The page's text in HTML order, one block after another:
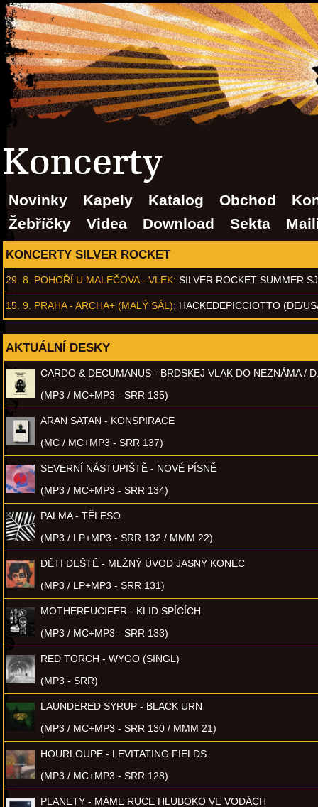
Koncerty
Novinky Kapely Katalog Obchod
Žebříčky
Videa Download Sekta
KONCERTY SILVER ROCKET
29. 8. POHOŘÍ U MALEČOVA - VLEK: SILVER ROCKET SUMMER
15. 9. PRAHA - ARCHA+ (MALÝ SÁL): HACKEDEPICCIOTTO (DE/
AKTUÁLNÍ DESKY
CARDO & DECUMANUS - BRDSKEJ VLAK DO NEZNÁMA /
(MP3 / MC+MP3 - SRR 135)
ARAN SATAN - KONSPIRACE
(MC / MC+MP3 - SRR 137)
SEVERNÍ NÁSTUPIŠTĚ - NOVÉ PÍSNĚ
(MP3 / MC+MP3 - SRR 134)
PALMA - TĚLESO
(MP3 / LP+MP3 - SRR 132 / MMM 22)
DĚTI DEŠTĚ - MLŽNÝ ÚVOD JASNÝ KONEC
(MP3 / LP+MP3 - SRR 131)
MOTHERFUCIFER - KLID SPÍCÍCH
(MP3 / MC+MP3 - SRR 133)
RED TORCH - WYGO (SINGL)
(MP3 - SRR)
LAUNDERED SYRUP - BLACK URN
(MP3 / MC+MP3 - SRR 130 / MMM 21)
HOURLOUPE - LEVITATING FIELDS
(MP3 / MC+MP3 - SRR 128)
PLANETY - MÁME RUCE HLUBOKO VE VODÁCH